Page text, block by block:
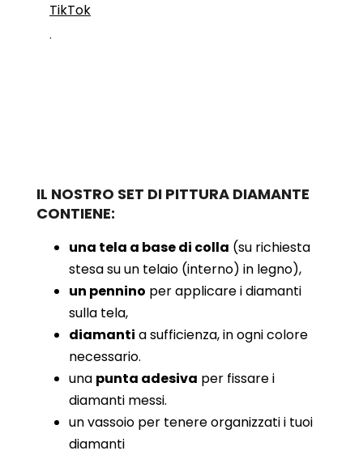
TikTok
.
IL NOSTRO SET DI PITTURA DIAMANTE
CONTIENE:
una tela a base di colla (su richiesta
stesa su un telaio (interno) in legno),
un pennino per applicare i diamanti
sulla tela,
diamanti a sufficienza, in ogni colore
necessario.
una punta adesiva per fissare i
diamanti messi.
un vassoio per tenere organizzati i tuoi
diamanti